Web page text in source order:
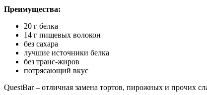
Преимущества:
20 г белка
14 г пищевых волокон
без сахара
лучшие источники белка
без транс-жиров
потрясающий вкус
QuestBar – отличная замена тортов, пирожных и прочих